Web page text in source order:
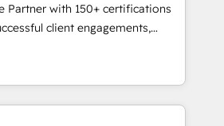
les visiteurs en
place de
marketing (SEO, SEA,
marketing, ABM, IA,
HubSpot réussies - 40
Partner with 150+ certifications
client engagements,
complexity into
growth. From onboarding to
our in-house team
that drive long-term